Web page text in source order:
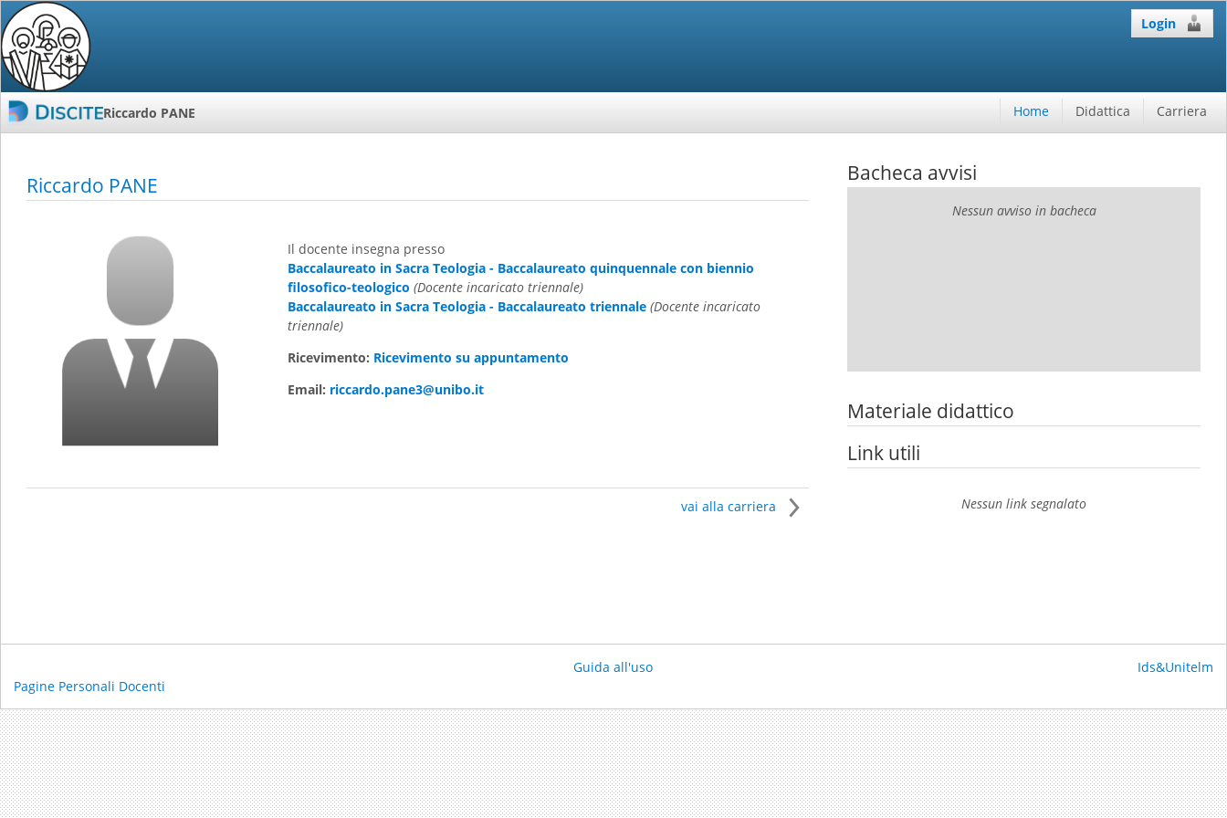
Login
Riccardo PANE Home Didattica Carriera
Riccardo PANE
Il docente insegna presso
Baccalaureato in Sacra Teologia - Baccalaureato quinquennale con biennio
filosofico-teologico (Docente incaricato triennale)
Baccalaureato in Sacra Teologia - Baccalaureato triennale (Docente incaricato
triennale)
Ricevimento: Ricevimento su appuntamento
Email: riccardo.pane3@unibo.it
vai alla carriera
Bacheca avvisi
Nessun avviso in bacheca
Materiale didattico
Link utili
Nessun link segnalato
Pagine Personali Docenti
Guida all'uso Ids&Unitelm